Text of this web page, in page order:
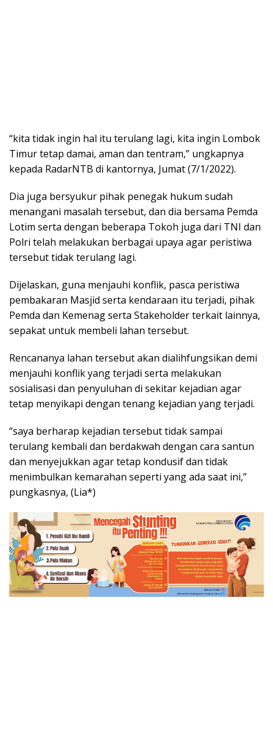
“kita tidak ingin hal itu terulang lagi, kita ingin Lombok
Timur tetap damai, aman dan tentram,” ungkapnya
kepada RadarNTB di kantornya, Jumat (7/1/2022).
Dia juga bersyukur pihak penegak hukum sudah
menangani masalah tersebut, dan dia bersama Pemda
Lotim serta dengan beberapa Tokoh juga dari TNI dan
Polri telah melakukan berbagai upaya agar peristiwa
tersebut tidak terulang lagi.
Dijelaskan, guna menjauhi konflik, pasca peristiwa
pembakaran Masjid serta kendaraan itu terjadi, pihak
Pemda dan Kemenag serta Stakeholder terkait lainnya,
sepakat untuk membeli lahan tersebut.
Rencananya lahan tersebut akan dialihfungsikan demi
menjauhi konflik yang terjadi serta melakukan
sosialisasi dan penyuluhan di sekitar kejadian agar
tetap menyikapi dengan tenang kejadian yang terjadi.
“saya berharap kejadian tersebut tidak sampai
terulang kembali dan berdakwah dengan cara santun
dan menyejukkan agar tetap kondusif dan tidak
menimbulkan kemarahan seperti yang ada saat ini,”
pungkasnya, (Lia*)